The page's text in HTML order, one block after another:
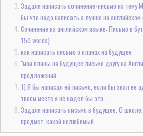
Задали написать сочинение-письмо на
бы что надо написать а лучше на
Сочинение на английском языке: Письмо в
150 words)
как написать письмо о планах на будущее
"мои планы на будущее"письмо другу на
предложений
1) Я бы написал ей письмо, если бы знал ее
твоем месте я не надел бы это...
Задали написать письмо в будущее. О
предмет, какой нелюбимый.